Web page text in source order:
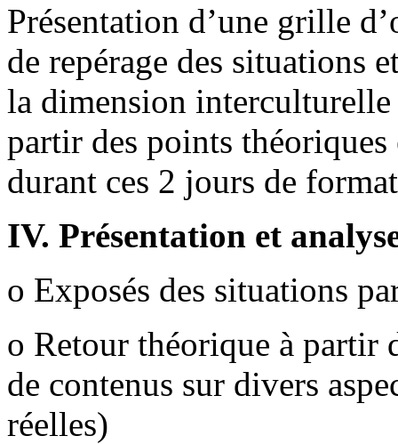
Présentation d’une grille
de repérage des situations
la dimension
partir des points
durant ces 2 jours de
IV. Présentation et
o Exposés des situations
o Retour théorique à partir
de contenus sur divers
réelles)